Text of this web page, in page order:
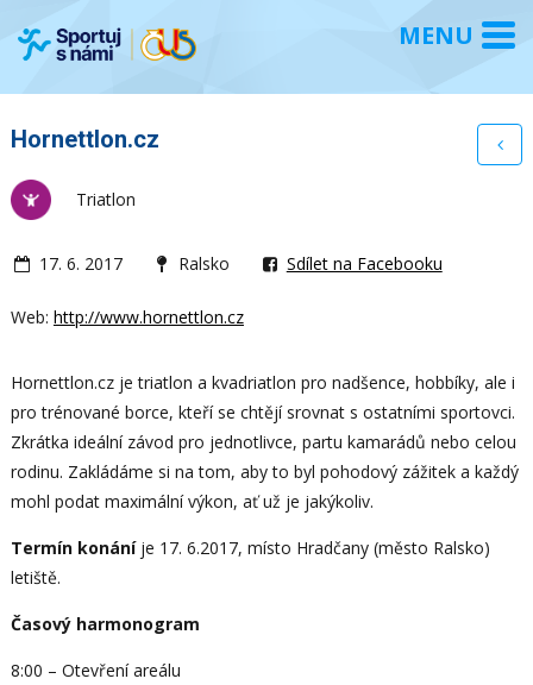
Hornettlon.cz
Triatlon
17. 6. 2017 Ralsko Sdílet na Facebooku
Web: http://www.hornettlon.cz
Hornettlon.cz je triatlon a kvadriatlon pro nadšence, hobbíky, ale i
pro trénované borce, kteří se chtějí srovnat s ostatními sportovci.
Zkrátka ideální závod pro jednotlivce, partu kamarádů nebo celou
rodinu. Zakládáme si na tom, aby to byl pohodový zážitek a každý
mohl podat maximální výkon, ať už je jakýkoliv.
Termín konáníje 17. 6.2017, místo Hradčany (město Ralsko)
letiště.
Časový harmonogram
8:00 – Otevření areálu